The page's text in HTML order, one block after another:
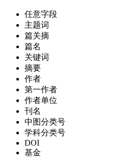
任意字段
主题词
篇关摘
篇名
关键词
摘要
作者
第一作者
作者单位
刊名
中图分类号
学科分类号
DOI
基金